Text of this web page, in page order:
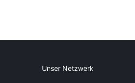
Unser Netzwerk